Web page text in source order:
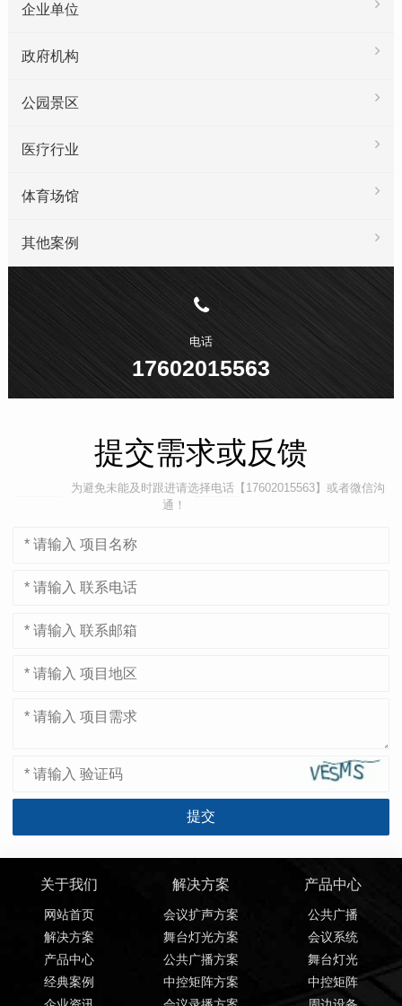
企业单位
政府机构
公园景区
医疗行业
体育场馆
其他案例
电话
17602015563
提交需求或反馈
为避免未能及时跟进请选择电话【17602015563】或者微信沟
通！
关于我们
网站首页
解决方案
产品中心
经典案例
解决方案
会议扩声方案
舞台灯光方案
公共广播方案
中控矩阵方案
产品中心
公共广播
会议系统
舞台灯光
中控矩阵